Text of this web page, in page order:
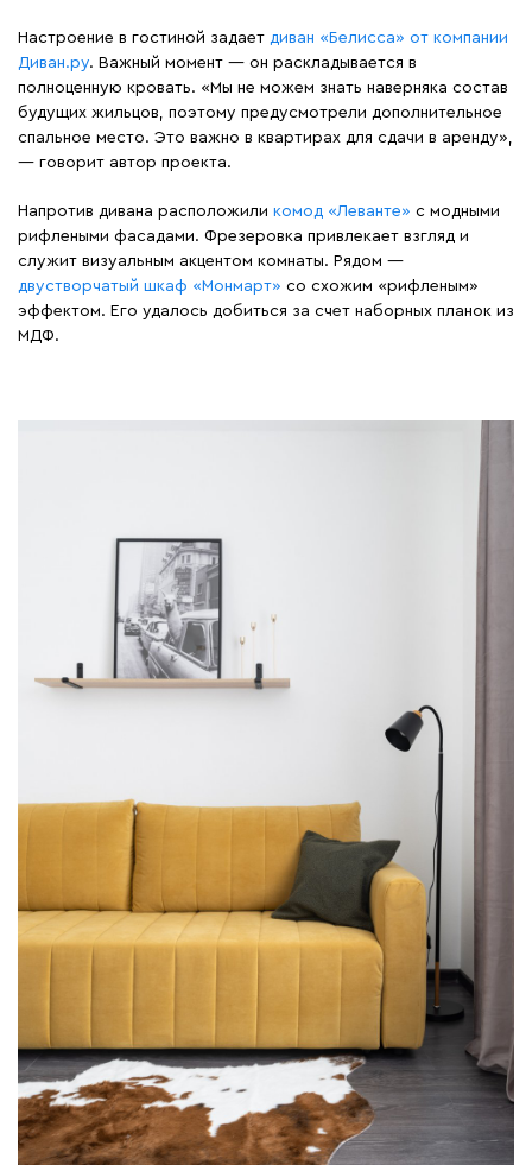
Настроение в гостиной задает диван «Белисса» от компании
Диван.ру. Важный момент — он раскладывается в
полноценную кровать. «Мы не можем знать наверняка состав
будущих жильцов, поэтому предусмотрели дополнительное
спальное место. Это важно в квартирах для сдачи в аренду»,
— говорит автор проекта.
Напротив дивана расположили комод «Леванте» с модными
рифлеными фасадами. Фрезеровка привлекает взгляд и
служит визуальным акцентом комнаты. Рядом —
двустворчатый шкаф «Монмарт» со схожим «рифленым»
эффектом. Его удалось добиться за счет наборных планок из
МДФ.